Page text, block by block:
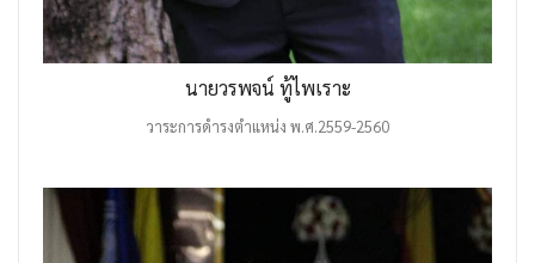
นายวรพจน์ ทู้ไพเราะ
วาระการดำรงตำแหน่ง พ.ศ.2559-2560